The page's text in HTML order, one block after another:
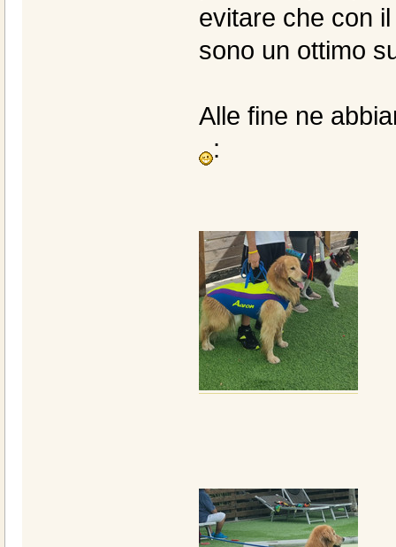
evitare che con
sono un ottimo
Alle fine ne
: